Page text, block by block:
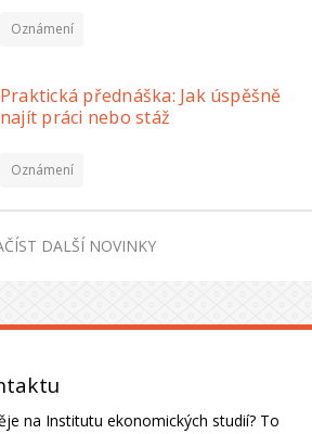
Oznámení
Praktická přednáška: Jak úspěšně
najít práci nebo stáž
Oznámení
DALŠÍ NOVINKY
na Institutu ekonomických studií? To